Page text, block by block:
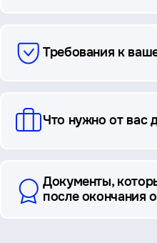
Требования к
Что нужно от вас
Документы,
после окончания